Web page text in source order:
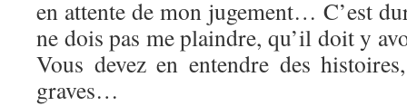
en attente de mon jugement… C’est
ne dois pas me plaindre, qu’il doit y
Vous devez en entendre des
graves…